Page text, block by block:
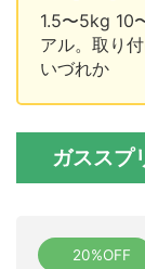
1.5〜5kg 10
アル。取り
いづれか
ガスス
20%OFF